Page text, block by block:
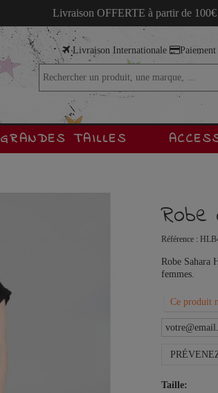
Livraison OFFERTE à partir de 100€
Livraison Internationale
GRANDES TAILLES
Robe
Référence :
Robe Sahara
femmes.
Ce produit
Taille: